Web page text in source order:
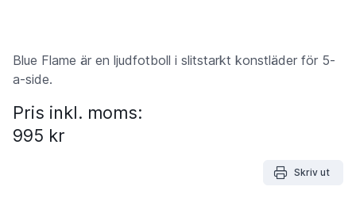
Blue Flame är en ljudfotboll i slitstarkt konstläder för 5-
a-side.
Pris inkl. moms:
995 kr
Skriv ut